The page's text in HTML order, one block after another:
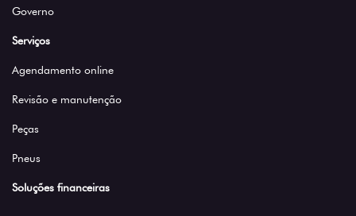
Governo
Serviços
Agendamento online
Revisão e manutenção
Peças
Pneus
Soluções financeiras